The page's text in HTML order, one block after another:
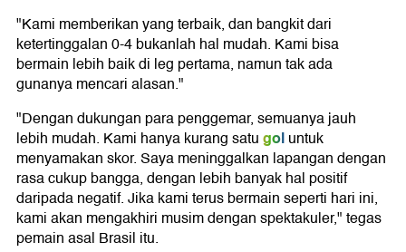
"Kami memberikan yang terbaik, dan bangkit dari
ketertinggalan 0-4 bukanlah hal mudah. Kami bisa
bermain lebih baik di leg pertama, namun tak ada
gunanya mencari alasan."
"Dengan dukungan para penggemar, semuanya jauh
lebih mudah. Kami hanya kurang satugoluntuk
menyamakan skor. Saya meninggalkan lapangan dengan
rasa cukup bangga, dengan lebih banyak hal positif
daripada negatif. Jika kami terus bermain seperti hari ini,
kami akan mengakhiri musim dengan spektakuler," tegas
pemain asal Brasil itu.